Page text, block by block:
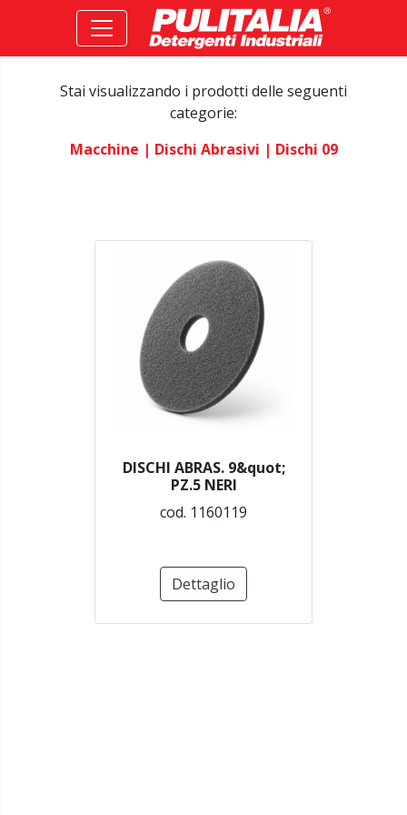
Stai visualizzando i prodotti delle seguenti
categorie:
Macchine | Dischi Abrasivi | Dischi 09
DISCHI ABRAS. 9&quot;
PZ.5 NERI
cod. 1160119
Dettaglio